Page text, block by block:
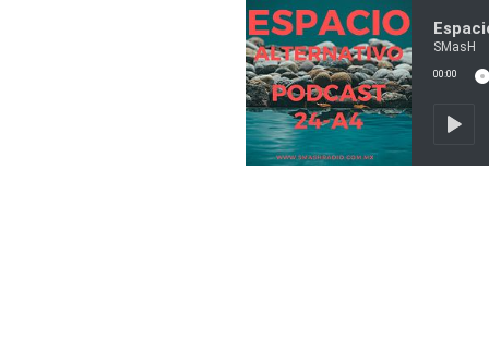
SMasH
00:00